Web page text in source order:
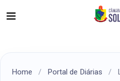
Home / Portal de Diárias /